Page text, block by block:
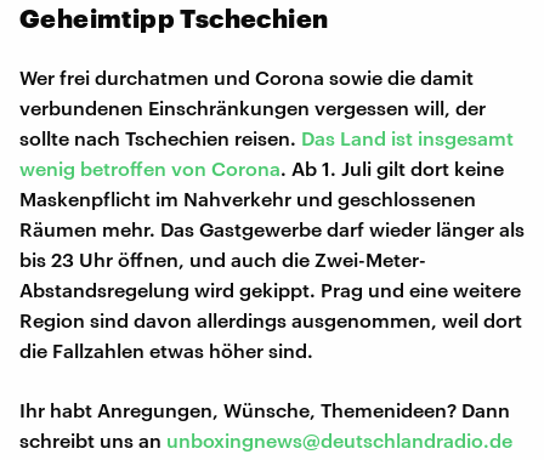
Geheimtipp Tschechien
Wer frei durchatmen und Corona sowie die damit
verbundenen Einschränkungen vergessen will, der
sollte nach Tschechien reisen. Das Land ist insgesamt
wenig betroffen von Corona. Ab 1. Juli gilt dort keine
Maskenpflicht im Nahverkehr und geschlossenen
Räumen mehr. Das Gastgewerbe darf wieder länger als
bis 23 Uhr öffnen, und auch die Zwei-Meter-
Abstandsregelung wird gekippt. Prag und eine weitere
Region sind davon allerdings ausgenommen, weil dort
die Fallzahlen etwas höher sind.
Ihr habt Anregungen, Wünsche, Themenideen? Dann
schreibt uns an unboxingnews@deutschlandradio.de